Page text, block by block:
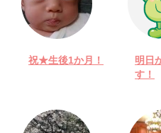
祝★生後1か月！
明日
す！